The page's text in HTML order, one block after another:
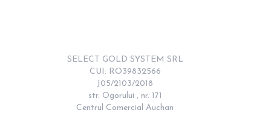
SELECT GOLD SYSTEM SRL
CUI: RO39832566
J05/2103/2018
str. Ogorului , nr. 171
Centrul Comercial Auchan